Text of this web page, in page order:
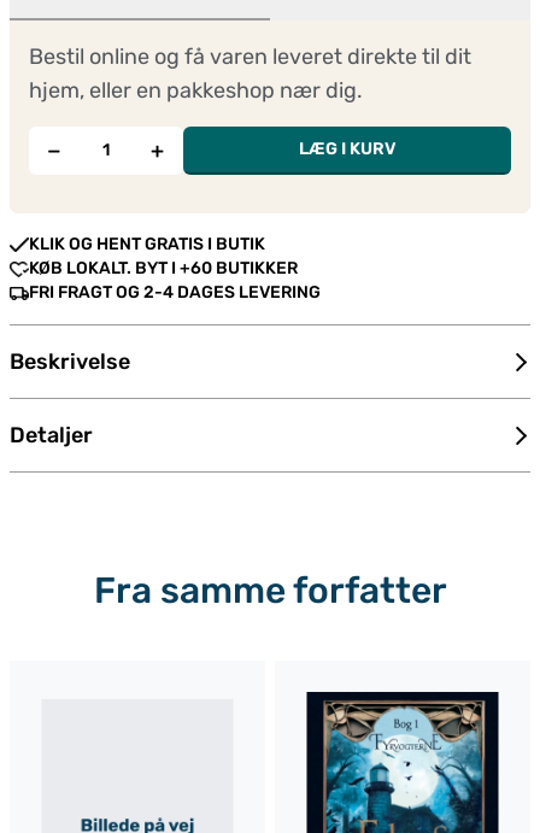
Bestil online og få varen leveret direkte til dit
hjem, eller en pakkeshop nær dig.
− + LÆG I KURV
KLIK OG HENT GRATIS I BUTIK
KØB LOKALT. BYT I +60 BUTIKKER
FRI FRAGT OG 2-4 DAGES LEVERING
Beskrivelse
Detaljer
Fra samme forfatter